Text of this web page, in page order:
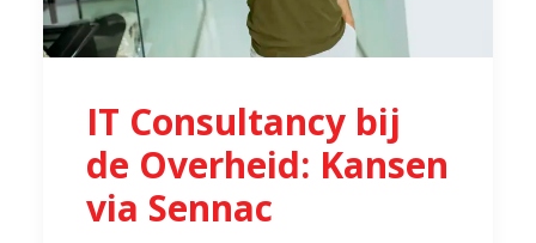
IT Consultancy bij
de Overheid: Kansen
via Sennac